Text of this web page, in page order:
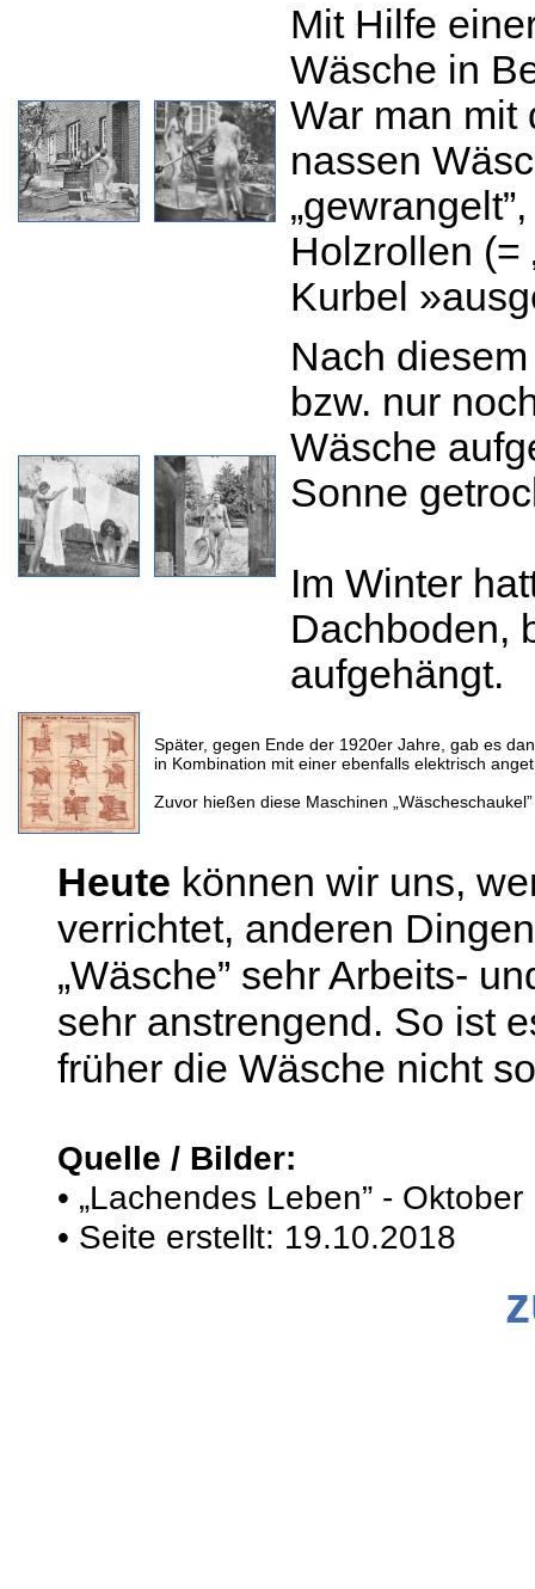
Mit Hilfe
Wäsche in
War man mit
nassen
Holzrollen (=
Kurbel
Nach
bzw. nur
Wäsche
Sonne
Im Winter
Dachboden,
aufgehängt.
Später, gegen Ende der 1920er Jahre, gab es
in Kombination mit einer ebenfalls elektrisch
Zuvor hießen diese Maschinen
Heute können wir uns,
verrichtet, anderen
„Wäsche” sehr Arbeits-
sehr anstrengend. So ist
früher die Wäsche nicht
Quelle / Bilder:
• „Lachendes Leben” -
• Seite erstellt: 19.10.2018